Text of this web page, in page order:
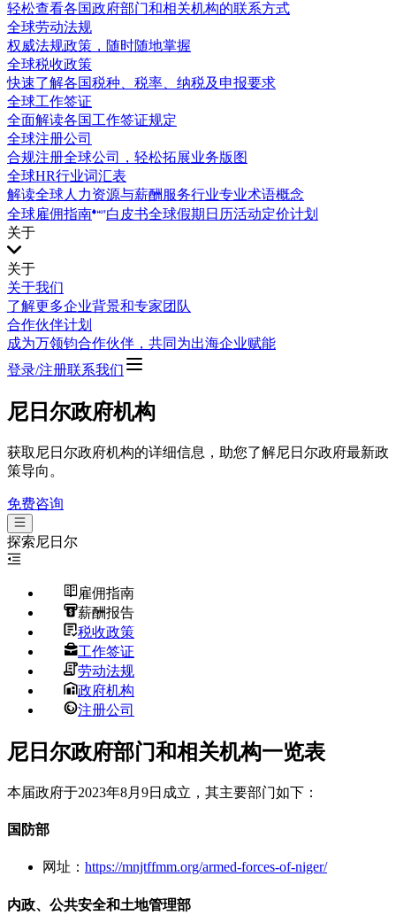
轻松查看各国政府部门和相关机构的联系方式
全球劳动法规
权威法规政策，随时随地掌握
全球税收政策
快速了解各国税种、税率、纳税及申报要求
全球工作签证
全面解读各国工作签证规定
全球注册公司
合规注册全球公司，轻松拓展业务版图
全球HR行业词汇表
解读全球人力资源与薪酬服务行业专业术语概念
全球雇佣指南
白皮书全球假期日历活动定价计划
关于
关于
关于我们
了解更多企业背景和专家团队
合作伙伴计划
成为万领钧合作伙伴，共同为出海企业赋能
登录/注册联系我们
尼日尔政府机构
获取尼日尔政府机构的详细信息，助您了解尼日尔政府最新政
策导向。
免费咨询
探索尼日尔
雇佣指南
薪酬报告
税收政策
工作签证
劳动法规
政府机构
注册公司
尼日尔政府部门和相关机构一览表
本届政府于2023年8月9日成立，其主要部门如下：
国防部
网址： https://mnjtffmm.org/armed-forces-of-niger/
内政、公共安全和土地管理部